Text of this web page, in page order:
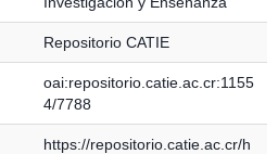
Repositorio CATIE
oai:repositorio.catie.ac.cr:1155
4/7788
https://repositorio.catie.ac.cr/h